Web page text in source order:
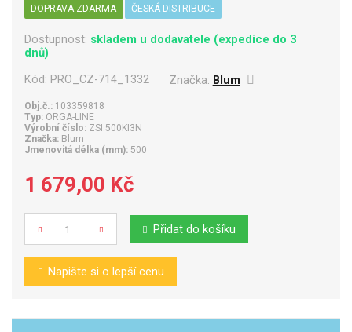
DOPRAVA ZDARMA ČESKÁ DISTRIBUCE
Dostupnost: skladem u dodavatele (expedice do 3
dnů)
Kód: PRO_CZ-714_1332 Značka: Blum
Obj.č.: 103359818
Typ: ORGA-LINE
Výrobní číslo: ZSI.500KI3N
Značka: Blum
Jmenovitá délka (mm): 500
1 679,00 Kč
Počet Přidat do košíku
Napište si o lepší cenu